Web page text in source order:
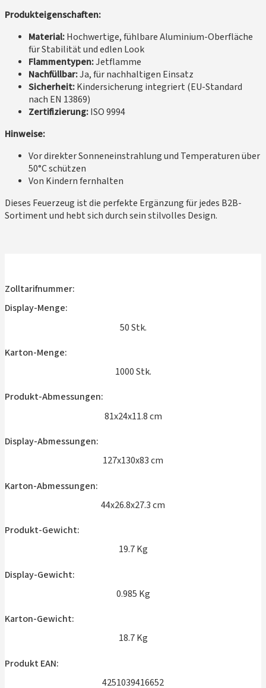
Produkteigenschaften:
Material:Hochwertige, fühlbare Aluminium-Oberfläche
für Stabilität und edlen Look
Flammentypen:Jetflamme
Nachfüllbar:Ja, für nachhaltigen Einsatz
Sicherheit:Kindersicherung integriert (EU-Standard
nach EN 13869)
Zertifizierung:ISO 9994
Hinweise:
Vor direkter Sonneneinstrahlung und Temperaturen über
50°C schützen
Von Kindern fernhalten
Dieses Feuerzeug ist die perfekte Ergänzung für jedes B2B-
Sortiment und hebt sich durch sein stilvolles Design.
Zolltarifnummer:
Display-Menge:
50 Stk.
Karton-Menge:
1000 Stk.
Produkt-Abmessungen:
81x24x11.8 cm
Display-Abmessungen:
127x130x83 cm
Karton-Abmessungen:
44x26.8x27.3 cm
Produkt-Gewicht:
19.7 Kg
Display-Gewicht:
0.985 Kg
Karton-Gewicht:
18.7 Kg
Produkt EAN:
4251039416652